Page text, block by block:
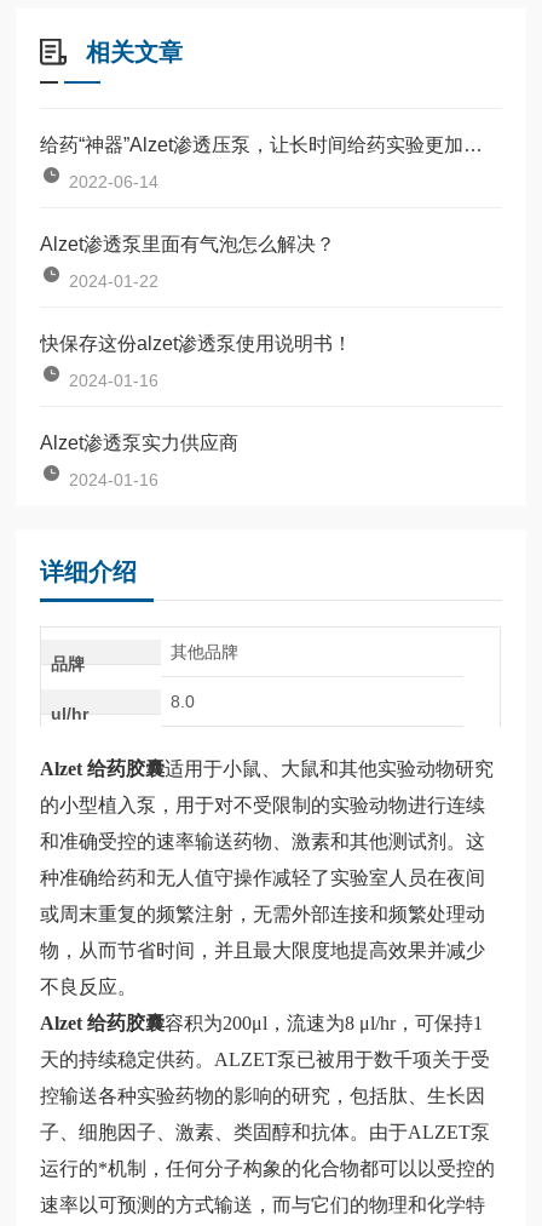
相关文章
给药“神器”Alzet渗透压泵，让长时间给药实验更加简单高效
2022-06-14
Alzet渗透泵里面有气泡怎么解决？
2024-01-22
快保存这份alzet渗透泵使用说明书！
2024-01-16
Alzet渗透泵实力供应商
2024-01-16
详细介绍
品牌
其他品牌
ul/hr
8.0
Alzet 给药胶囊适用于小鼠、大鼠和其他实验动物研究
的小型植入泵，用于对不受限制的实验动物进行连续
和准确受控的速率输送药物、激素和其他测试剂。这
种准确给药和无人值守操作减轻了实验室人员在夜间
或周末重复的频繁注射，无需外部连接和频繁处理动
物，从而节省时间，并且最大限度地提高效果并减少
不良反应。
Alzet 给药胶囊容积为200μl，流速为8 μl/hr，可保持1
天的持续稳定供药。ALZET泵已被用于数千项关于受
控输送各种实验药物的影响的研究，包括肽、生长因
子、细胞因子、激素、类固醇和抗体。由于ALZET泵
运行的*机制，任何分子构象的化合物都可以以受控的
速率以可预测的方式输送，而与它们的物理和化学特